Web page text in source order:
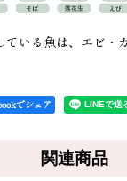
いる魚は、エビ・
でシェア
関連商品